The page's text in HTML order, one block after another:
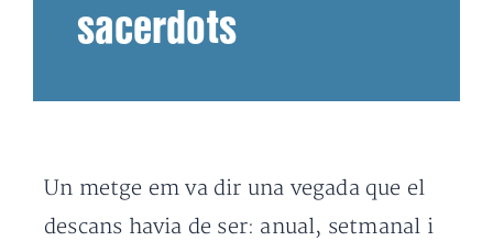
sacerdots
Un metge em va dir una vegada que el
descans havia de ser: anual, setmanal i